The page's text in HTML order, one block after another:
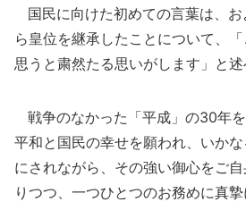
国民に向けた初めての言葉は、
ら皇位を継承したことについて、
思うと粛然たる思いがします」と述
戦争のなかった「平成」の30年
平和と国民の幸せを願われ、いか
にされながら、その強い御心をご
りつつ、一つひとつのお務めに真